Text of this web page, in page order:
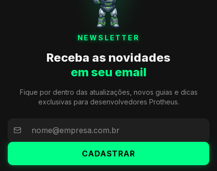
NEWSLETTER
Receba as novidades
em seu email
Fique por dentro das atualizações, novos guias e dicas
exclusivas para desenvolvedores Protheus.
CADASTRAR